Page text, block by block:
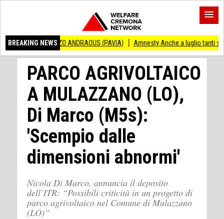
BREAKING NEWS
ANDRAOUS (PAVIA) Amnesty Anche a luglio tanti successi ed
PARCO AGRIVOLTAICO
A MULAZZANO (LO),
Di Marco (M5s):
'Scempio dalle
dimensioni abnormi'
Nicola Di Marco, annuncia il deposito
dell’ITR: “Possibili criticità in un progetto di
parco agrivoltaico nel Comune di Mulazzano
(LO)”